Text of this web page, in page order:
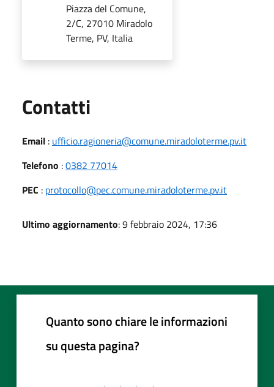
Piazza del Comune,
2/C, 27010 Miradolo
Terme, PV, Italia
Contatti
Email : ufficio.ragioneria@comune.miradoloterme.pv.it
Telefono :0382 77014
PEC : protocollo@pec.comune.miradoloterme.pv.it
Ultimo aggiornamento: 9 febbraio 2024, 17:36
Quanto sono chiare le informazioni
su questa pagina?